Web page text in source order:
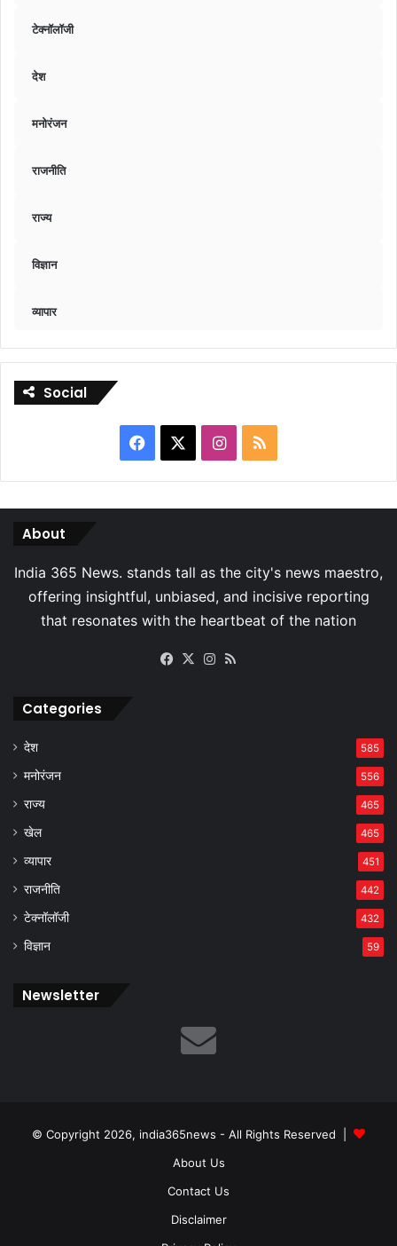
टेक्नॉलॉजी
देश
मनोरंजन
राजनीति
राज्य
विज्ञान
व्यापार
Social
Facebook Instagram
RSS
About
Facebook
X Instagram
Categories
देश 585
मनोरंजन 556
राज्य 465
खेल 465
व्यापार 451
राजनीति 442
टेक्नॉलॉजी 432
विज्ञान 59
Newsletter
© Copyright 2026, india365news - All Rights Reserved |
About Us
Contact Us
Disclaimer